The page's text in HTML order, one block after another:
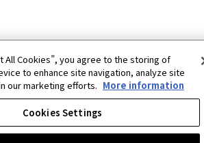
All Cookies”, you agree to the storing of
to enhance site navigation, analyze site
our marketing efforts. More information
Cookies Settings